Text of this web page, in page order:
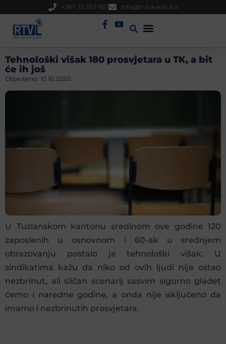
+387 35 553 967 info@rtvlukavac.ba
Tehnološki višak 180 prosvjetara u TK, a bit
će ih još
Objavljeno: 10.10.2020.
U Tuzlanskom kantonu sredinom ove godine 120
zaposlenih u osnovnom i 60-ak u srednjem
obrazovanju postalo je tehnološki višak. U
sindikatima kažu da niko od ovih ljudi nije ostao
nezbrinut, ali sličan scenarij sasvim sigurno gladet
ćemo i naredne godine, a onda nije isključeno da
imamo i nezbrinutih prosvjetara.